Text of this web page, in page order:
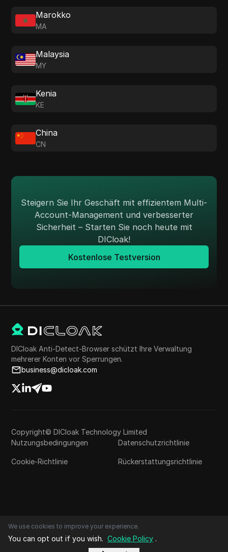
Marokko
MA
Malaysia
MY
Kenia
KE
China
CN
Steigern Sie Ihr Geschäft mit effizientem Multi-
Account-Management und verbesserter
Sicherheit – Starten Sie noch heute mit
DICloak!
Kostenlose Testversion
DICloak Anti-Detect-Browser schützt Ihre Verwaltung
mehrerer Konten vor Sperrungen.
business@dicloak.com
Copyright© DICloak Technology Limited
Nutzungsbedingungen
Datenschutzrichtlinie
Cookie-Richtlinie Rückerstattungsrichtlinie
We use cookies to improve your experience.
You can opt out if you wish. Cookie Policy .